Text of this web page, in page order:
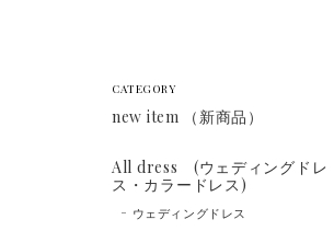
CATEGORY
new item （新商品）
All dress (ウェディングドレ
ス・カラードレス)
ウェディングドレス